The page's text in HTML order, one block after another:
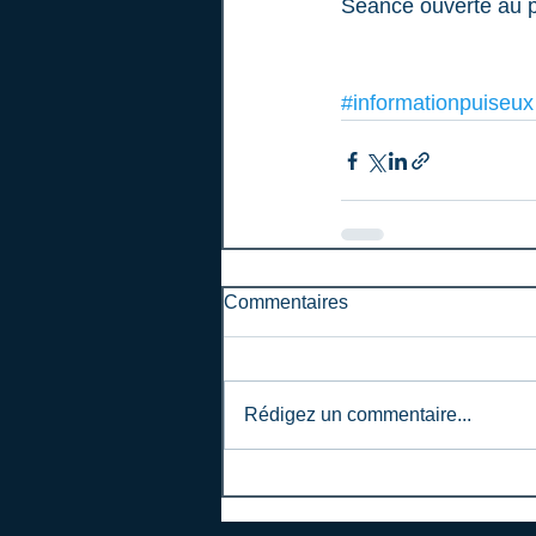
Séance ouverte au
#informationpuiseux
Commentaires
Rédigez un commentaire...